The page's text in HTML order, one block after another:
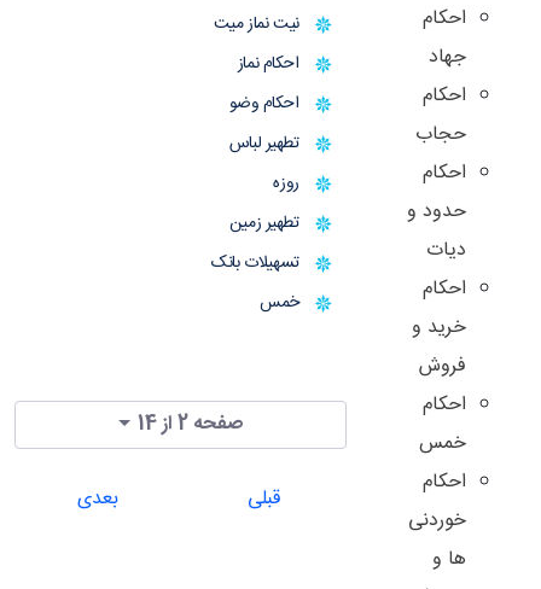
احکام
جهاد
احکام
حجاب
احکام
حدود و
دیات
احکام
خرید و
فروش
احکام
خمس
احکام
خوردنی
ها و
نیت نماز میت
احکام نماز
احکام وضو
تطهیر لباس
روزه
تطهیر زمین
تسهیلات بانک
خمس
صفحه 2 از 14
قبلی بعدی